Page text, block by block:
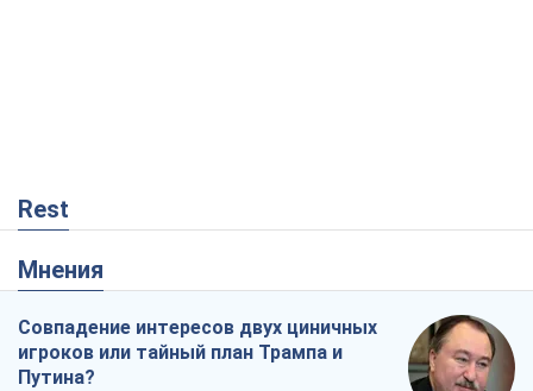
Rest
Мнения
Совпадение интересов двух циничных
игроков или тайный план Трампа и
Путина?